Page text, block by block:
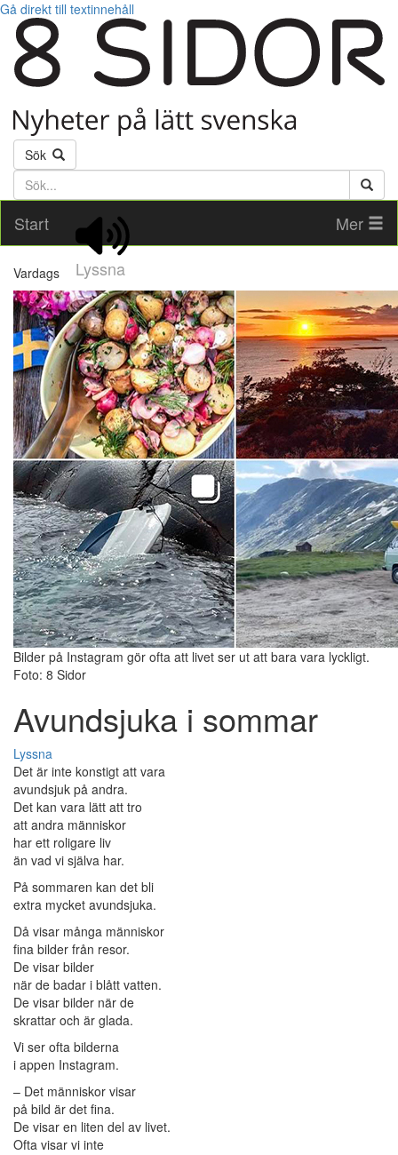
Gå direkt till textinnehåll
Sök
Söktext
Start
Lyssna
Mer
Vardags
Bilder på Instagram gör ofta att livet ser ut att bara vara lyckligt.
Foto: 8 Sidor
Avundsjuka i sommar
Lyssna
Det är inte konstigt att vara
avundsjuk på andra.
Det kan vara lätt att tro
att andra människor
har ett roligare liv
än vad vi själva har.
På sommaren kan det bli
extra mycket avundsjuka.
Då visar många människor
fina bilder från resor.
De visar bilder
när de badar i blått vatten.
De visar bilder när de
skrattar och är glada.
Vi ser ofta bilderna
i appen Instagram.
– Det människor visar
på bild är det fina.
De visar en liten del av livet.
Ofta visar vi inte